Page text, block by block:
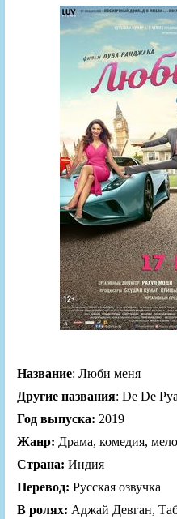
Название: Люби меня
Другие названия: De De
Год выпуска: 2019
Жанр: Драма, комедия,
Страна: Индия
Перевод: Русская озвучка
В ролях: Аджай Девган,